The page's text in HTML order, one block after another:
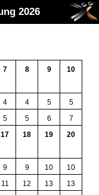
2026
7 8 9 10
4 4 5
5
5 5 6
7
17 18 19 20
9 9 10
10
11 12 13
13